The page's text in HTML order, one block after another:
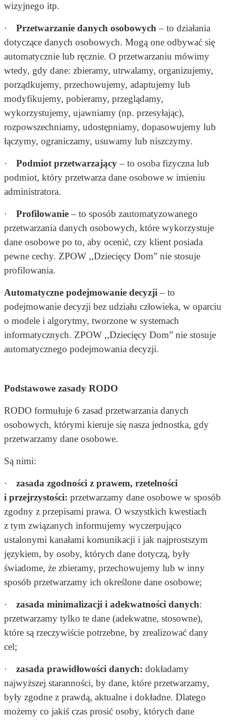
wizyjnego itp.
· Przetwarzanie danych osobowych – to działania
dotyczące danych osobowych. Mogą one odbywać się
automatycznie lub ręcznie. O przetwarzaniu mówimy
wtedy, gdy dane: zbieramy, utrwalamy, organizujemy,
porządkujemy, przechowujemy, adaptujemy lub
modyfikujemy, pobieramy, przeglądamy,
wykorzystujemy, ujawniamy (np. przesyłając),
rozpowszechniamy, udostępniamy, dopasowujemy lub
łączymy, ograniczamy, usuwamy lub niszczymy.
· Podmiot przetwarzający– to osoba fizyczna lub
podmiot, który przetwarza dane osobowe w imieniu
administratora.
· Profilowanie– to sposób zautomatyzowanego
przetwarzania danych osobowych, które wykorzystuje
dane osobowe po to, aby ocenić, czy klient posiada
pewne cechy. ZPOW ,,Dziecięcy Dom” nie stosuje
profilowania.
Automatyczne podejmowanie decyzji – to
podejmowanie decyzji bez udziału człowieka, w oparciu
o modele i algorytmy, tworzone w systemach
informatycznych. ZPOW ,,Dziecięcy Dom” nie stosuje
automatycznego podejmowania decyzji.
Podstawowe zasady RODO
RODO formułuje 6 zasad przetwarzania danych
osobowych, którymi kieruje się nasza jednostka, gdy
przetwarzamy dane osobowe.
Są nimi:
·
zasada zgodności z prawem, rzetelności
i przejrzystości: przetwarzamy dane osobowe w sposób
zgodny z przepisami prawa. O wszystkich kwestiach
z tym związanych informujemy wyczerpująco
ustalonymi kanałami komunikacji i jak najprostszym
językiem, by osoby, których dane dotyczą, były
świadome, że zbieramy, przechowujemy lub w inny
sposób przetwarzamy ich określone dane osobowe;
· zasada minimalizacji i adekwatności danych:
przetwarzamy tylko te dane (adekwatne, stosowne),
które są rzeczywiście potrzebne, by zrealizować dany
cel;
· zasada prawidłowości danych: dokładamy
najwyższej staranności, by dane, które przetwarzamy,
były zgodne z prawdą, aktualne i dokładne. Dlatego
możemy co jakiś czas prosić osoby, których dane